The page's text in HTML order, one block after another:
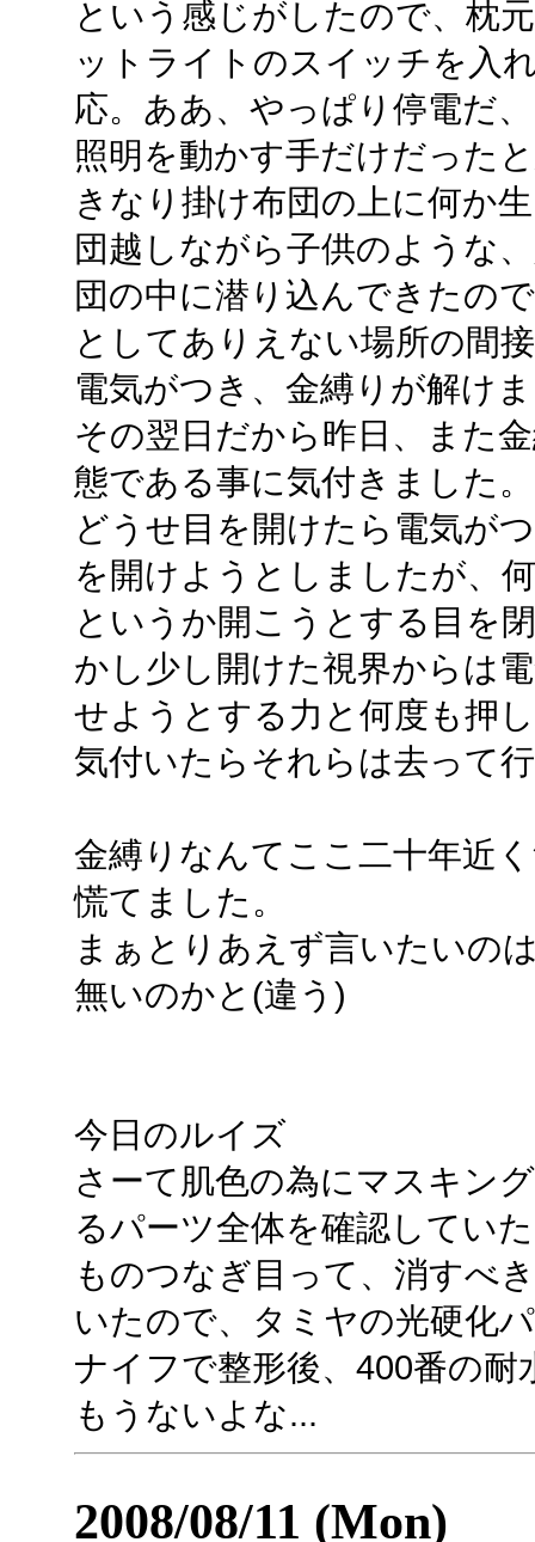
という感じがしたので、枕
ットライトのスイッチを入
応。ああ、やっぱり停電だ
照明を動かす手だけだった
きなり掛け布団の上に何か
団越しながら子供のような
団の中に潜り込んできたの
としてありえない場所の間
電気がつき、金縛りが解け
その翌日だから昨日、また
態である事に気付きました
どうせ目を開けたら電気が
を開けようとしましたが、
というか開こうとする目を
かし少し開けた視界からは
せようとする力と何度も押
気付いたらそれらは去って
金縛りなんてここ二十年近
慌てました。
まぁとりあえず言いたいの
無いのかと(違う)
今日のルイズ
さーて肌色の為にマスキン
るパーツ全体を確認してい
ものつなぎ目って、消すべ
いたので、タミヤの光硬化
ナイフで整形後、400番の
もうないよな...
2008/08/11 (Mon)